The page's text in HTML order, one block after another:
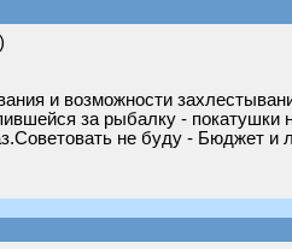
и возможности
за рыбалку -
не буду - Бюджет и